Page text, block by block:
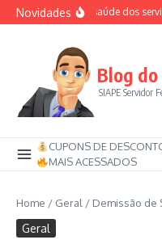
Ir para o conteúdo
NovidadesAuxílio-saúde dos
Blog do
SIAPE Servidor
CUPONS DE
MAIS ACESSADOS
Home / Geral / Demissão de
Geral